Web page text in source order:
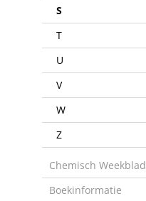
S
T
U
V
W
Z
Chemisch Weekblad
Boekinformatie